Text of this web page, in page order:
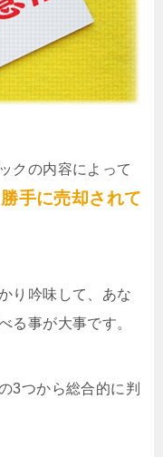
クの内容によって
手に売却されて
り吟味して、あな
る事が大事です。
3つから総合的に判